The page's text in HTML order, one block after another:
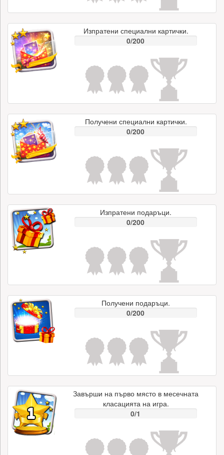
Изпратени специални картички.
0/200
Получени специални картички.
0/200
Изпратени подаръци.
0/200
Получени подаръци.
0/200
Завърши на първо място в месечната
класацията на игра.
0/1